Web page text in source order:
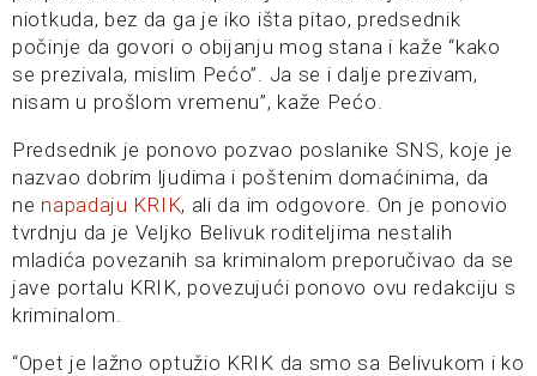
niotkuda, bez da ga je iko išta pitao, predsednik
počinje da govori o obijanju mog stana i kaže “kako
se prezivala, mislim Pećo”. Ja se i dalje prezivam,
nisam u prošlom vremenu”, kaže Pećo.
Predsednik je ponovo pozvao poslanike SNS, koje je
nazvao dobrim ljudima i poštenim domaćinima, da
ne napadaju KRIK, ali da im odgovore. On je ponovio
tvrdnju da je Veljko Belivuk roditeljima nestalih
mladića povezanih sa kriminalom preporučivao da se
jave portalu KRIK, povezujući ponovo ovu redakciju s
kriminalom.
“Opet je lažno optužio KRIK da smo sa Belivukom i ko